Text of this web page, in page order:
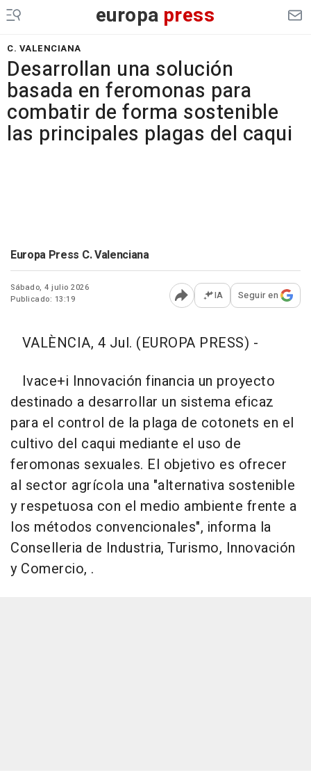
europa press
C. VALENCIANA
Desarrollan una solución
basada en feromonas para
combatir de forma sostenible
las principales plagas del caqui
Europa Press C. Valenciana
Sábado, 4 julio 2026
Publicado: 13:19
Abrir opciones para
IA Seguir en
VALÈNCIA, 4 Jul. (EUROPA PRESS) -
Ivace+i Innovación financia un proyecto
destinado a desarrollar un sistema eficaz
para el control de la plaga de cotonets en el
cultivo del caqui mediante el uso de
feromonas sexuales. El objetivo es ofrecer
al sector agrícola una "alternativa sostenible
y respetuosa con el medio ambiente frente a
los métodos convencionales", informa la
Conselleria de Industria, Turismo, Innovación
y Comercio, .